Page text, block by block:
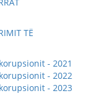
TË
- 2021
- 2022
- 2023